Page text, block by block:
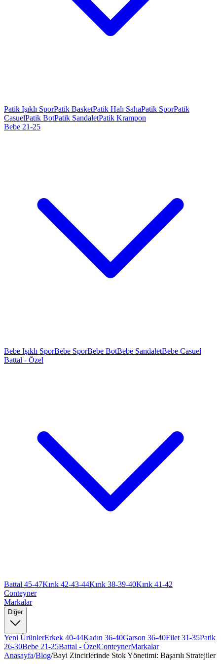
Patik Işıklı SporPatik BasketPatik Halı SahaPatik SporPatik
CasuelPatik BotPatik SandaletPatik Krampon
Bebe 21-25
Bebe Işıklı SporBebe SporBebe BotBebe SandaletBebe Casuel
Battal - Özel
Battal 45-47Kırık 42-43-44Kırık 38-39-40Kırık 41-42
Conteyner
Markalar
Diğer
Yeni ÜrünlerErkek 40-44Kadın 36-40Garson 36-40Filet 31-35Patik
26-30Bebe 21-25Battal - ÖzelConteynerMarkalar
Anasayfa/Blog/Bayi Zincirlerinde Stok Yönetimi: Başarılı Stratejiler